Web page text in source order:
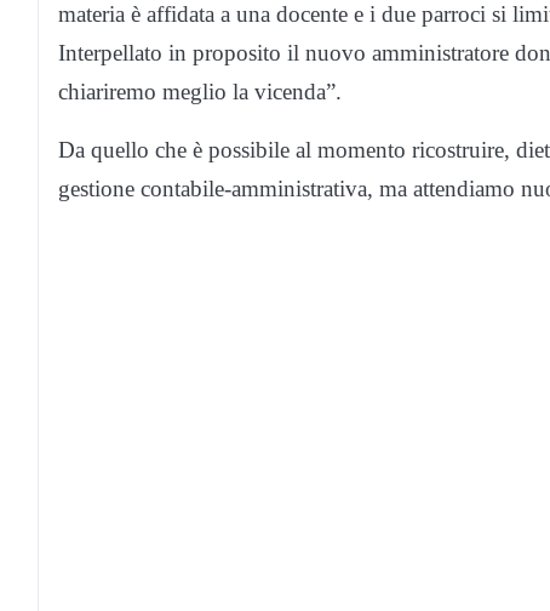
materia è affidata a una docente e i due parroci si
Interpellato in proposito il nuovo amministratore
chiariremo meglio la vicenda”.
Da quello che è possibile al momento ricostruire,
gestione contabile-amministrativa, ma attendiamo